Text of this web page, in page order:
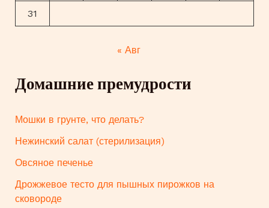
31
« Авг
Домашние премудрости
Мошки в грунте, что делать?
Нежинский салат (стерилизация)
Овсяное печенье
Дрожжевое тесто для пышных пирожков на
сковороде